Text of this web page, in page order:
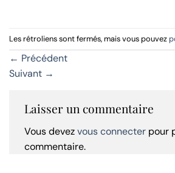
Les rétroliens sont fermés, mais vous pouvez
← Précédent
Suivant →
Laisser un commentaire
Vous devezvous connecter pour
commentaire.